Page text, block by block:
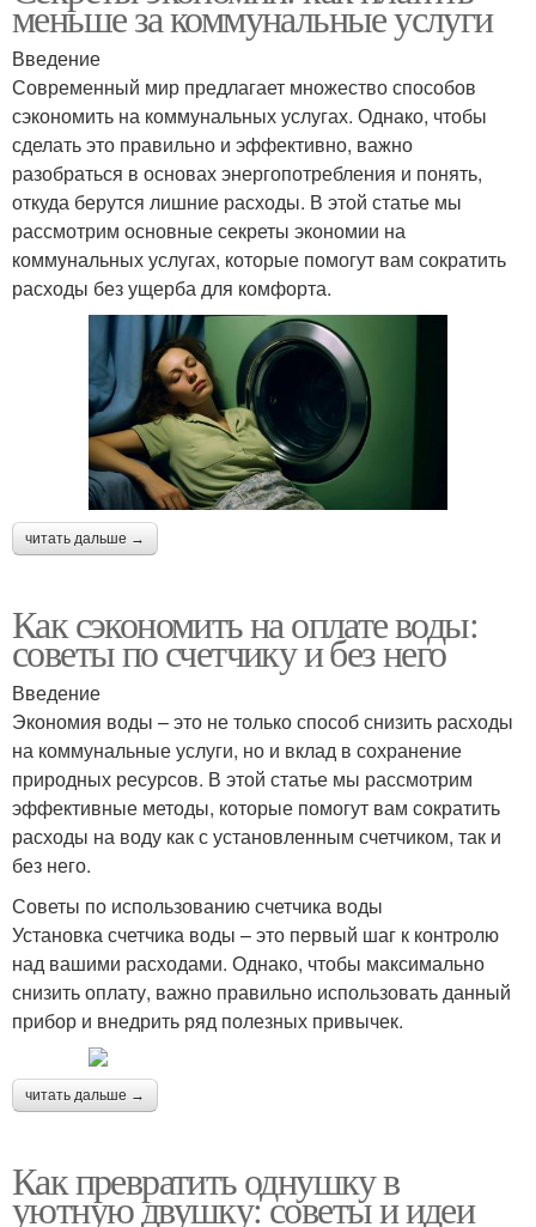
меньше за коммунальные услуги
Введение
Современный мир предлагает множество способов
сэкономить на коммунальных услугах. Однако, чтобы
сделать это правильно и эффективно, важно
разобраться в основах энергопотребления и понять,
откуда берутся лишние расходы. В этой статье мы
рассмотрим основные секреты экономии на
коммунальных услугах, которые помогут вам сократить
расходы без ущерба для комфорта.
читать дальше →
Как сэкономить на оплате воды:
советы по счетчику и без него
Введение
Экономия воды – это не только способ снизить расходы
на коммунальные услуги, но и вклад в сохранение
природных ресурсов. В этой статье мы рассмотрим
эффективные методы, которые помогут вам сократить
расходы на воду как с установленным счетчиком, так и
без него.
Советы по использованию счетчика воды
Установка счетчика воды – это первый шаг к контролю
над вашими расходами. Однако, чтобы максимально
снизить оплату, важно правильно использовать данный
прибор и внедрить ряд полезных привычек.
читать дальше →
Как превратить однушку в
уютную двушку: советы и идеи